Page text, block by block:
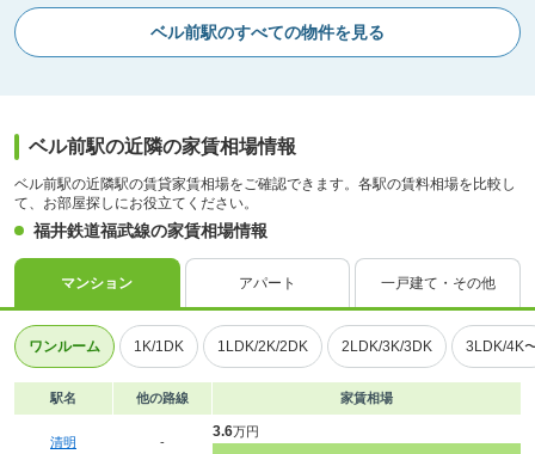
ベル前駅のすべての物件を見る
ベル前駅の近隣の家賃相場情報
ベル前駅の近隣駅の賃貸家賃相場をご確認できます。各駅の賃料相場を比較し
て、お部屋探しにお役立てください。
福井鉄道福武線の家賃相場情報
マンション アパート 一戸建て・その他
ワンルーム 1K/1DK 1LDK/2K/2DK 2LDK/3K/3DK 3LDK/4K
駅名 他の路線 家賃相場
清明 -
3.6万円